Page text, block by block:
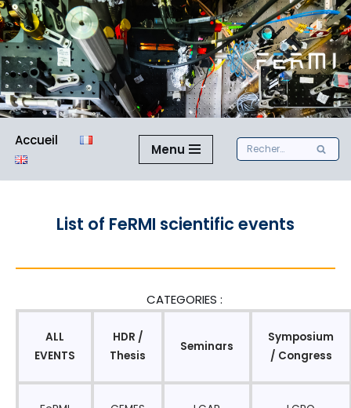
Aller
au
contenu
Accueil
Menu
List of FeRMI scientific events
CATEGORIES :
ALL
EVENTS
HDR /
Thesis
Seminars
Symposium
/ Congress